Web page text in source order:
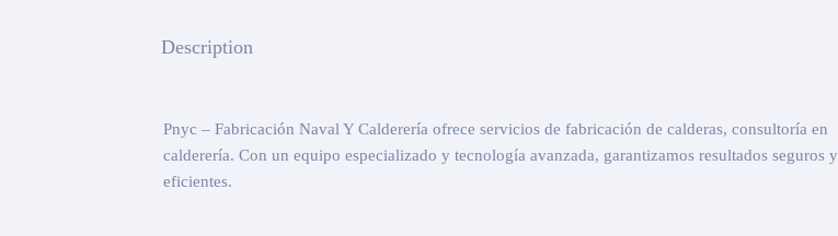
Description
Pnyc – Fabricación Naval Y Calderería ofrece servicios de fabricación de calderas, consultoría en
calderería. Con un equipo especializado y tecnología avanzada, garantizamos resultados seguros y
eficientes.